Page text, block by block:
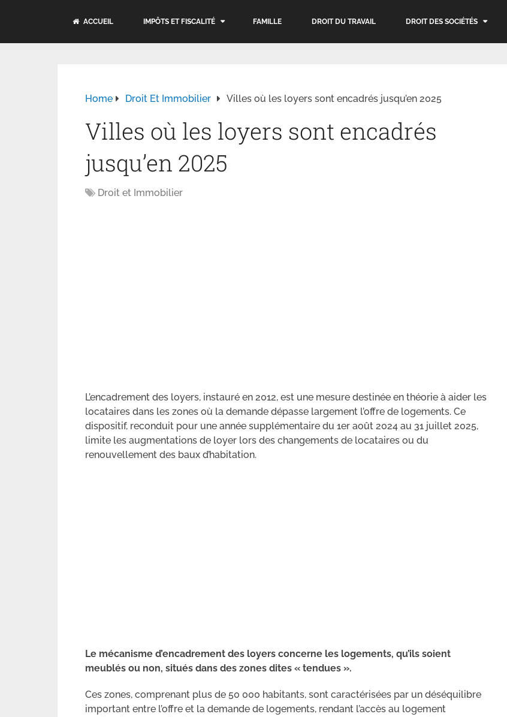
ACCUEIL IMPÔTS ET FISCALITÉ FAMILLE DROIT DU TRAVAIL DROIT DES SOCIÉTÉS
Home Droit Et Immobilier Villes où les loyers sont encadrés jusqu’en 2025
Villes où les loyers sont encadrés
jusqu’en 2025
Droit et Immobilier
L’encadrement des loyers, instauré en 2012, est une mesure destinée en théorie à aider les
locataires dans les zones où la demande dépasse largement l’offre de logements. Ce
dispositif, reconduit pour une année supplémentaire du 1er août 2024 au 31 juillet 2025,
limite les augmentations de loyer lors des changements de locataires ou du
renouvellement des baux d’habitation.
Le mécanisme d’encadrement des loyers concerne les logements, qu’ils soient
meublés ou non, situés dans des zones dites « tendues ».
Ces zones, comprenant plus de 50 000 habitants, sont caractérisées par un déséquilibre
important entre l’offre et la demande de logements, rendant l’accès au logement